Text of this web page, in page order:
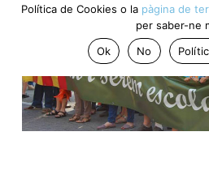
Política de Cookies o la pàgina de
per saber-ne
Ok
No